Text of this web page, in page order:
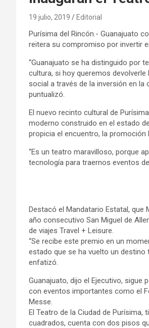
19 julio, 2019 Editorial
Purísima del Rincón.- Guanajuato
reitera su compromiso por invertir
“Guanajuato se ha distinguido por
cultura, si hoy queremos
social a través de la inversión en la
puntualizó.
El nuevo recinto cultural de
moderno construido en el estado
propicia el encuentro, la
“Es un teatro maravilloso, porque
tecnología para traernos eventos
Destacó el Mandatario Estatal,
año consecutivo San Miguel de
de viajes Travel + Leisure.
“Se recibe este premio en un
estado que se ha vuelto un
enfatizó.
Guanajuato, dijo el Ejecutivo,
con eventos importantes como el
Messe.
El Teatro de la Ciudad de
cuadrados, cuenta con dos pisos